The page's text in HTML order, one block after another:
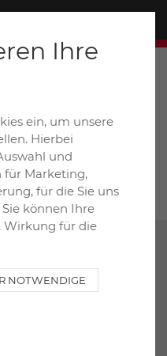
Peine
99020
Kipper 410 8x4
Ihre
ein, um unsere
Hierbei
und
für Marketing,
für die Sie uns
können Ihre
Wirkung für die
NOTWENDIGE